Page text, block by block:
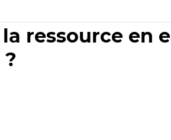
ressource en